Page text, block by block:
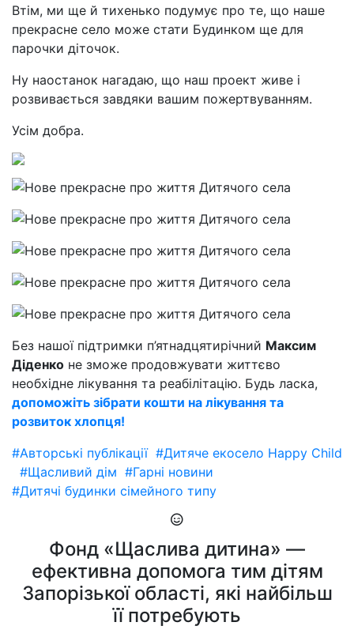
Втім, ми ще й тихенько подумує про те, що наше
прекрасне село може стати Будинком ще для
парочки діточок.
Ну наостанок нагадаю, що наш проект живе і
розвивається завдяки вашим пожертвуванням.
Усім добра.
Без нашої підтримки п’ятнадцятирічний Максим
Діденко не зможе продовжувати життєво
необхідне лікування та реабілітацію. Будь ласка,
допоможіть зібрати кошти на лікування та
розвиток хлопця!
#Авторські публікації #Дитяче екосело Happy Child
#Щасливий дім #Гарні новини
#Дитячі будинки сімейного типу
Фонд «Щаслива дитина» —
ефективна допомога тим дітям
Запорізької області, які найбільш
її потребують